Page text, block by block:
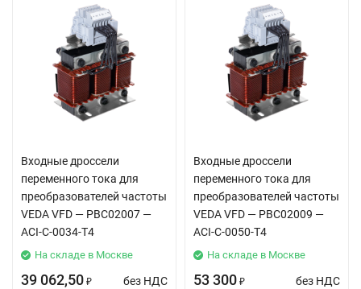
Входные дроссели
переменного тока для
преобразователей частоты
VEDA VFD — PBC02007 —
ACI-C-0034-T4
На складе в Москве
39 062,50 ₽ без НДС
Входные дроссели
переменного тока для
преобразователей частоты
VEDA VFD — PBC02009 —
ACI-C-0050-T4
На складе в Москве
53 300 ₽ без НДС